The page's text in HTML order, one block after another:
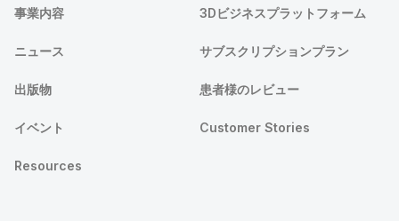
事業内容
ニュース
出版物
イベント
Resources
3Dビジネスプラットフォーム
サブスクリプションプラン
患者様のレビュー
Customer Stories